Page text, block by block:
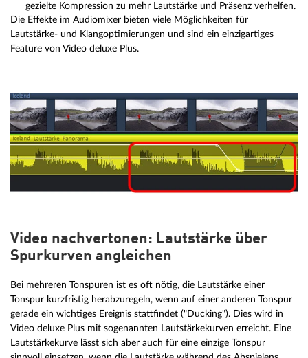
gezielte Kompression zu mehr Lautstärke und Präsenz verhelfen.
Die Effekte im Audiomixer bieten viele Möglichkeiten für
Lautstärke- und Klangoptimierungen und sind ein einzigartiges
Feature von Video deluxe Plus.
Video nachvertonen: Lautstärke über
Spurkurven angleichen
Bei mehreren Tonspuren ist es oft nötig, die Lautstärke einer
Tonspur kurzfristig herabzuregeln, wenn auf einer anderen Tonspur
gerade ein wichtiges Ereignis stattfindet ("Ducking"). Dies wird in
Video deluxe Plus mit sogenannten Lautstärkekurven erreicht. Eine
Lautstärkekurve lässt sich aber auch für eine einzige Tonspur